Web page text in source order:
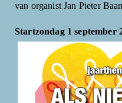
van organist Jan Pieter
Startzondag 1 september